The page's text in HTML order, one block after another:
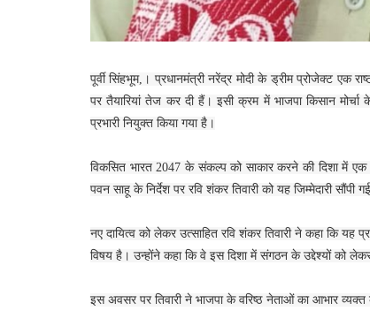
पूर्वी सिंहभूम,। प्रधानमंत्री नरेंद्र मोदी के ड्रीम प्रोजेक्ट एक
पर तैयारियां तेज कर दी हैं। इसी क्रम में भाजपा किसान मोर्चा
प्रभारी नियुक्त किया गया है।
विकसित भारत 2047 के संकल्प को साकार करने की दिशा में एक
पवन साहू के निर्देश पर रवि शंकर तिवारी को यह जिम्मेदारी सौंपी
नए दायित्व को लेकर उत्साहित रवि शंकर तिवारी ने कहा कि
विषय है। उन्होंने कहा कि वे इस दिशा में संगठन के उद्देश्यों को
इस अवसर पर तिवारी ने भाजपा के वरिष्ठ नेताओं का आभार